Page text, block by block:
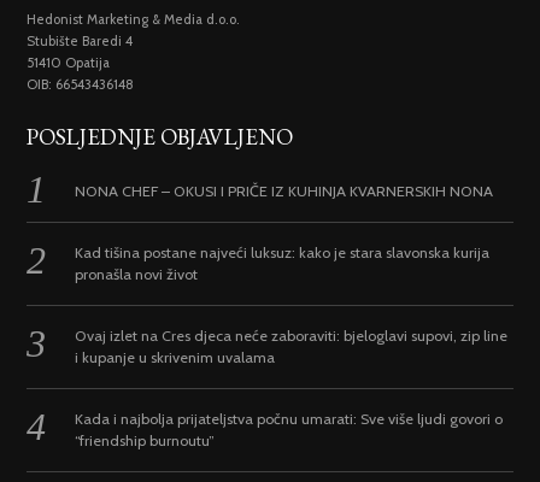
Hedonist Marketing & Media d.o.o.
Stubište Baredi 4
51410 Opatija
OIB: 66543436148
POSLJEDNJE OBJAVLJENO
NONA CHEF – OKUSI I PRIČE IZ KUHINJA KVARNERSKIH NONA
Kad tišina postane najveći luksuz: kako je stara slavonska kurija
pronašla novi život
Ovaj izlet na Cres djeca neće zaboraviti: bjeloglavi supovi, zip line
i kupanje u skrivenim uvalama
Kada i najbolja prijateljstva počnu umarati: Sve više ljudi govori o
“friendship burnoutu”